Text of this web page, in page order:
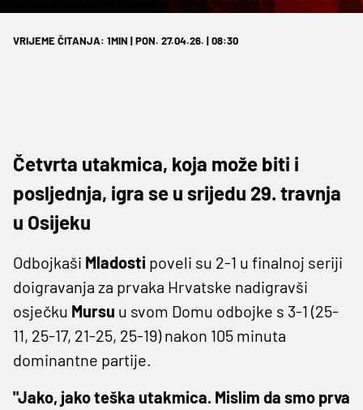
VRIJEME ČITANJA: 1MIN | PON. 27.04.26. | 08:30
Četvrta utakmica, koja može biti i
posljednja, igra se u srijedu 29. travnja
u Osijeku
Odbojkaši Mladosti poveli su 2-1 u finalnoj seriji
doigravanja za prvaka Hrvatske nadigravši
osječku Mursu u svom Domu odbojke s 3-1 (25-
11, 25-17, 21-25, 25-19) nakon 105 minuta
dominantne partije.
"Jako, jako teška utakmica. Mislim da smo prva